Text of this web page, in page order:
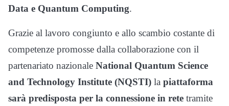
Data e Quantum Computing.
Grazie al lavoro congiunto e allo scambio costante di
competenze promosse dalla collaborazione con il
partenariato nazionale National Quantum Science
and Technology Institute (NQSTI) la piattaforma
sarà predisposta per la connessione in rete tramite